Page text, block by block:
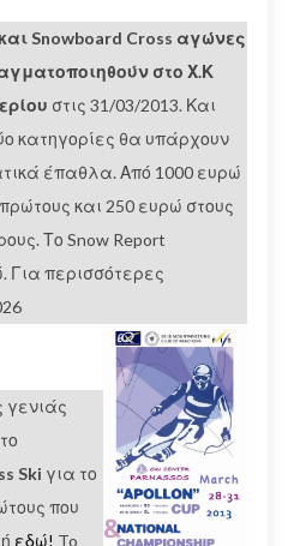
Snowboard Cross αγώνες
στο Χ.Κ
στις 31/03/2013. Και
κατηγορίες θα υπάρχουν
έπαθλα. Από 1000 ευρώ
και 250 ευρώ στους
Το Snow Report
Για περισσότερες
γενιάς
Ski για το
που
εδώ! To